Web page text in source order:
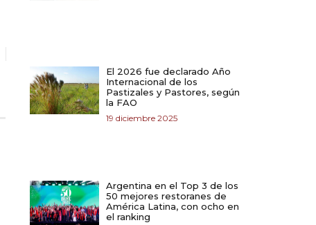
El 2026 fue declarado Año
Internacional de los
Pastizales y Pastores, según
la FAO
19 diciembre 2025
Argentina en el Top 3 de los
50 mejores restoranes de
América Latina, con ocho en
el ranking